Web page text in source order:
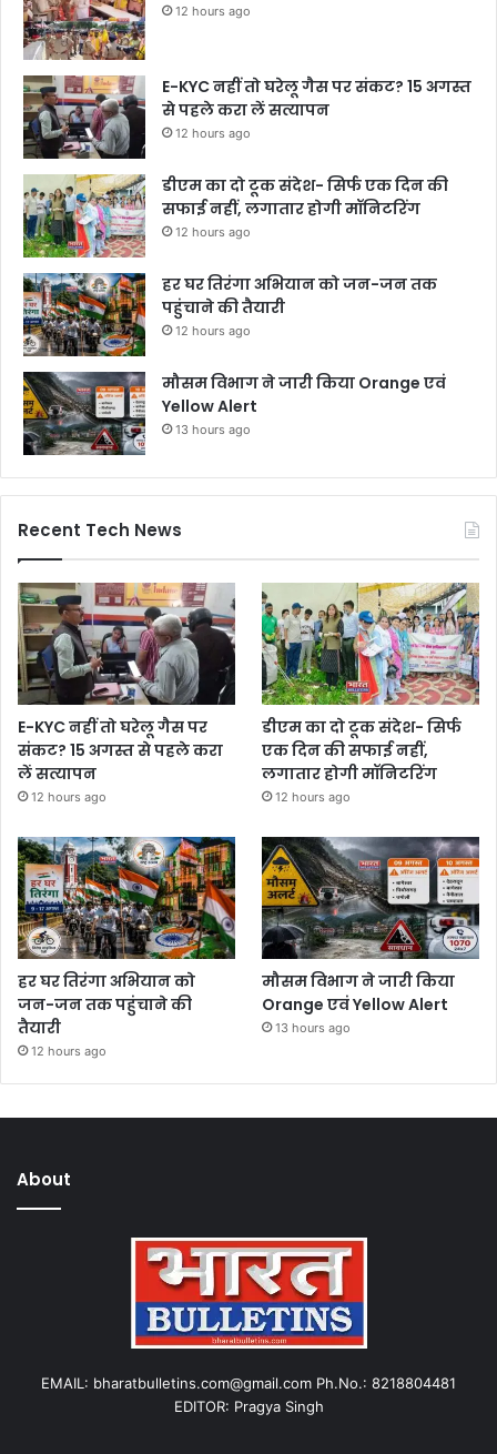
12 hours ago
E-KYC नहीं तो घरेलू गैस पर संकट? 15 अगस्त
से पहले करा लें सत्यापन
12 hours ago
डीएम का दो टूक संदेश- सिर्फ एक दिन की
सफाई नहीं, लगातार होगी मॉनिटरिंग
12 hours ago
हर घर तिरंगा अभियान को जन-जन तक
पहुंचाने की तैयारी
12 hours ago
मौसम विभाग ने जारी किया Orange एवं
Yellow Alert
13 hours ago
Recent Tech News
E-KYC नहीं तो घरेलू गैस पर
संकट? 15 अगस्त से पहले करा
लें सत्यापन
12 hours ago
डीएम का दो टूक संदेश- सिर्फ
एक दिन की सफाई नहीं,
लगातार होगी मॉनिटरिंग
12 hours ago
हर घर तिरंगा अभियान को
जन-जन तक पहुंचाने की
तैयारी
12 hours ago
मौसम विभाग ने जारी किया
Orange एवं Yellow Alert
13 hours ago
About
EMAIL: bharatbulletins.com@gmail.com Ph.No.: 8218804481
EDITOR: Pragya Singh